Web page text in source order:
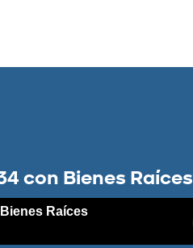
con Bienes Raíces
Raíces